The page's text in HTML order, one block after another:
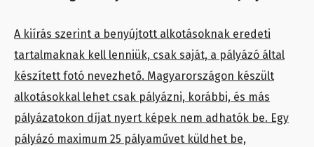
A kiírás szerint a benyújtott alkotásoknak eredeti
tartalmaknak kell lenniük, csak saját, a pályázó által
készített fotó nevezhető. Magyarországon készült
alkotásokkal lehet csak pályázni, korábbi, és más
pályázatokon díjat nyert képek nem adhatók be. Egy
pályázó maximum 25 pályaművet küldhet be,